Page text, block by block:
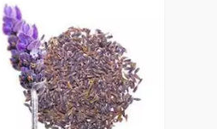
Vista Previa